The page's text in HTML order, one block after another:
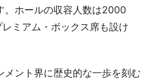
。ホールの収容人数は2000
ミアム・ボックス席も設け
ント界に歴史的な一歩を刻む